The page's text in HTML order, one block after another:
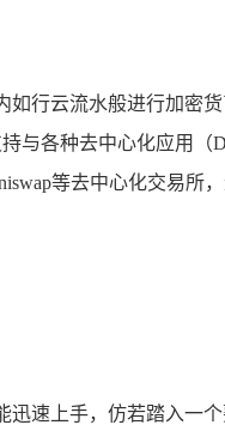
行云流水般进行加密
与各种去中心化应用
等去中心化交易所
速上手，仿若踏入一